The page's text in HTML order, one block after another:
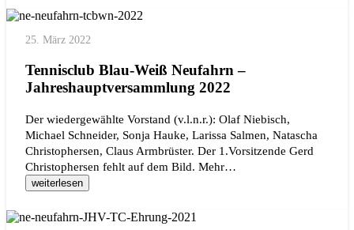
25. März 2022
Tennisclub Blau-Weiß Neufahrn –
Jahreshauptversammlung 2022
Der wiedergewählte Vorstand (v.l.n.r.): Olaf Niebisch,
Michael Schneider, Sonja Hauke, Larissa Salmen, Natascha
Christophersen, Claus Armbrüster. Der 1.Vorsitzende Gerd
Christophersen fehlt auf dem Bild. Mehr…
weiterlesen